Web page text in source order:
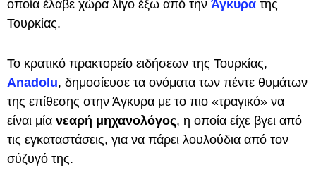
οποία έλαβε χώρα λίγο έξω από την Άγκυρα της
Τουρκίας.
Το κρατικό πρακτορείο ειδήσεων της Τουρκίας,
Anadolu, δημοσίευσε τα ονόματα των πέντε θυμάτων
της επίθεσης στην Άγκυρα με το πιο «τραγικό» να
είναι μία νεαρή μηχανολόγος, η οποία είχε βγει από
τις εγκαταστάσεις, για να πάρει λουλούδια από τον
σύζυγό της.